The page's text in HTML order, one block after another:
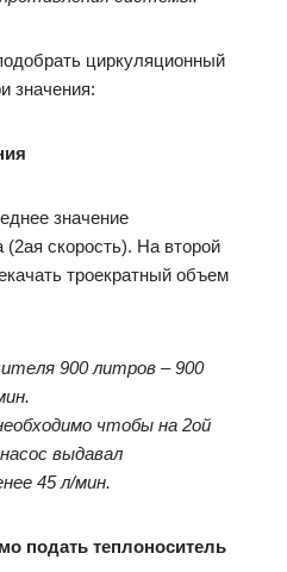
циркуляционный
значения:
значение
(2ая скорость). На второй
троекратный объем
900 литров – 900
чтобы на 2ой
выдавал
45 л/мин.
подать теплоноситель